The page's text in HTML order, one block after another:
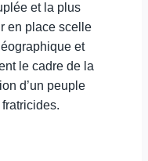
et la plus
en place scelle
et
le cadre de la
d’un peuple